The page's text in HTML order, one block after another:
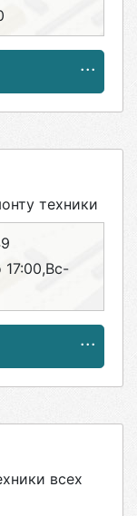
техники
всех